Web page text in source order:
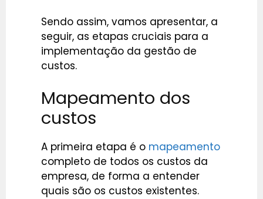
Sendo assim, vamos apresentar, a
seguir, as etapas cruciais para a
implementação da gestão de
custos.
Mapeamento dos
custos
A primeira etapa é o mapeamento
completo de todos os custos da
empresa, de forma a entender
quais são os custos existentes.